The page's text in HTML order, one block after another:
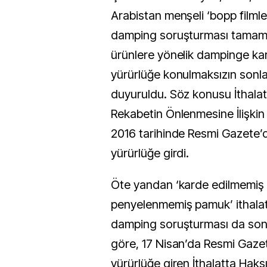
Arabistan menşeli ‘bopp
damping soruşturması
ürünlere yönelik dampinge
yürürlüğe konulmaksızın
duyuruldu. Söz konusu
Rekabetin Önlenmesine
2016 tarihinde Resmi
yürürlüğe girdi.
Öte yandan ‘karde
penyelenmemiş pamuk’
damping soruşturması da
göre, 17 Nisan’da Resmi
yürürlüğe giren İthalatta